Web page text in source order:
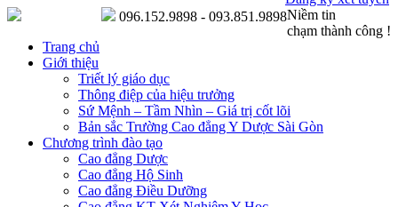
Niềm tin
chạm thành công !
096.152.9898 - 093.851.9898
Trang chủ
Giới thiệu
Triết lý giáo dục
Thông điệp của hiệu trưởng
Sứ Mệnh – Tầm Nhìn – Giá trị cốt lõi
Bản sắc Trường Cao đẳng Y Dược Sài Gòn
Chương trình đào tạo
Cao đẳng Dược
Cao đẳng Hộ Sinh
Cao đẳng Điều Dưỡng